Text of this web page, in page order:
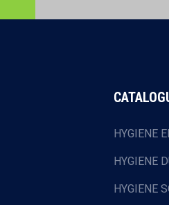
HYGIENE
HYGIENE
HYGIENE